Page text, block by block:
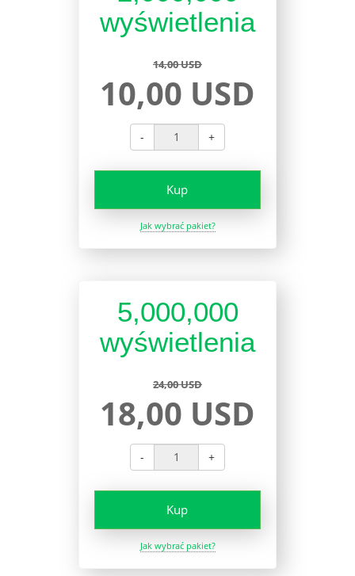
wyświetlenia
14,00 USD
10,00 USD
- +
Kup
Jak wybrać pakiet?
5,000,000
wyświetlenia
24,00 USD
18,00 USD
- +
Kup
Jak wybrać pakiet?